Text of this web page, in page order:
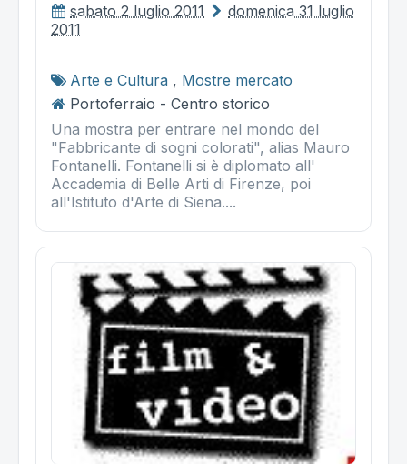
sabato 2 luglio 2011
domenica 31 luglio
2011
Arte e Cultura , Mostre mercato
Portoferraio - Centro storico
Una mostra per entrare nel mondo del
"Fabbricante di sogni colorati", alias Mauro
Fontanelli. Fontanelli si è diplomato all'
Accademia di Belle Arti di Firenze, poi
all'Istituto d'Arte di Siena....